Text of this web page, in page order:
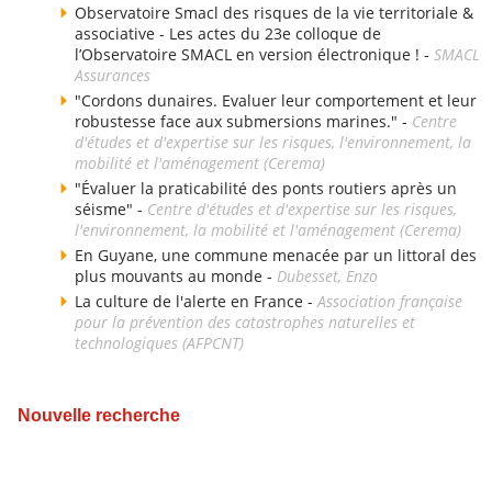
Observatoire Smacl des risques de la vie territoriale &
associative - Les actes du 23e colloque de
l’Observatoire SMACL en version électronique ! - SMACL
Assurances
"Cordons dunaires. Evaluer leur comportement et leur
robustesse face aux submersions marines." - Centre
d'études et d'expertise sur les risques, l'environnement, la
mobilité et l'aménagement (Cerema)
"Évaluer la praticabilité des ponts routiers après un
séisme" - Centre d'études et d'expertise sur les risques,
l'environnement, la mobilité et l'aménagement (Cerema)
En Guyane, une commune menacée par un littoral des
plus mouvants au monde - Dubesset, Enzo
La culture de l'alerte en France - Association française
pour la prévention des catastrophes naturelles et
technologiques (AFPCNT)
Nouvelle recherche